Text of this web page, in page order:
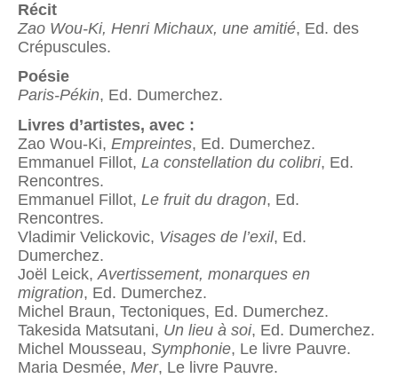
Récit
Zao Wou-Ki, Henri Michaux, une amitié, Ed. des
Crépuscules.
Poésie
Paris-Pékin, Ed. Dumerchez.
Livres d’artistes, avec :
Zao Wou-Ki, Empreintes, Ed. Dumerchez.
Emmanuel Fillot, La constellation du colibri, Ed.
Rencontres.
Emmanuel Fillot, Le fruit du dragon, Ed.
Rencontres.
Vladimir Velickovic, Visages de l’exil, Ed.
Dumerchez.
Joël Leick, Avertissement, monarques en
migration, Ed. Dumerchez.
Michel Braun, Tectoniques, Ed. Dumerchez.
Takesida Matsutani, Un lieu à soi, Ed. Dumerchez.
Michel Mousseau, Symphonie, Le livre Pauvre.
Maria Desmée, Mer, Le livre Pauvre.